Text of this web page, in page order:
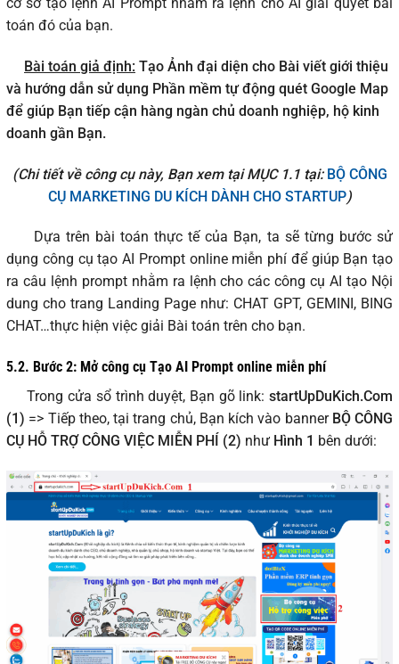
toán đó của bạn.
Bài toán giả định: Tạo Ảnh đại diện cho Bài viết giới thiệu
và hướng dẫn sử dụng Phần mềm tự động quét Google Map
để giúp Bạn tiếp cận hàng ngàn chủ doanh nghiệp, hộ kinh
doanh gần Bạn.
(Chi tiết về công cụ này, Bạn xem tại MỤC 1.1 tại: BỘ CÔNG
CỤ MARKETING DU KÍCH DÀNH CHO STARTUP)
Dựa trên bài toán thực tế của Bạn, ta sẽ từng bước sử
dụng công cụ tạo AI Prompt online miễn phí để giúp Bạn tạo
ra câu lệnh prompt nhằm ra lệnh cho các công cụ AI tạo Nội
dung cho trang Landing Page như: CHAT GPT, GEMINI, BING
CHAT…thực hiện việc giải Bài toán trên cho bạn.
5.2. Bước 2: Mở công cụ Tạo AI Prompt online miễn phí
Trong cửa sổ trình duyệt, Bạn gõ link: startUpDuKich.Com
(1) => Tiếp theo, tại trang chủ, Bạn kích vào banner BỘ CÔNG
CỤ HỖ TRỢ CÔNG VIỆC MIỄN PHÍ (2) như Hình 1 bên dưới: